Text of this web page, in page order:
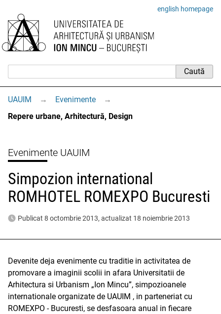
english homepage
UAUIM → Evenimente
→
Repere urbane, Arhitectură, Design
Evenimente UAUIM
Simpozion international
ROMHOTEL ROMEXPO Bucuresti
Publicat 8 octombrie 2013, actualizat 18 noiembrie 2013
Devenite deja evenimente cu traditie in activitatea de
promovare a imaginii scolii in afara Universitatii de
Arhitectura si Urbanism „Ion Mincu”, simpozioanele
internationale organizate de UAUIM , in parteneriat cu
ROMEXPO - Bucuresti, se desfasoara anual in fiecare